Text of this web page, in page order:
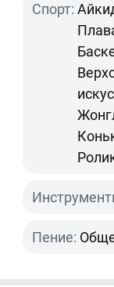
Спорт:
Пение: